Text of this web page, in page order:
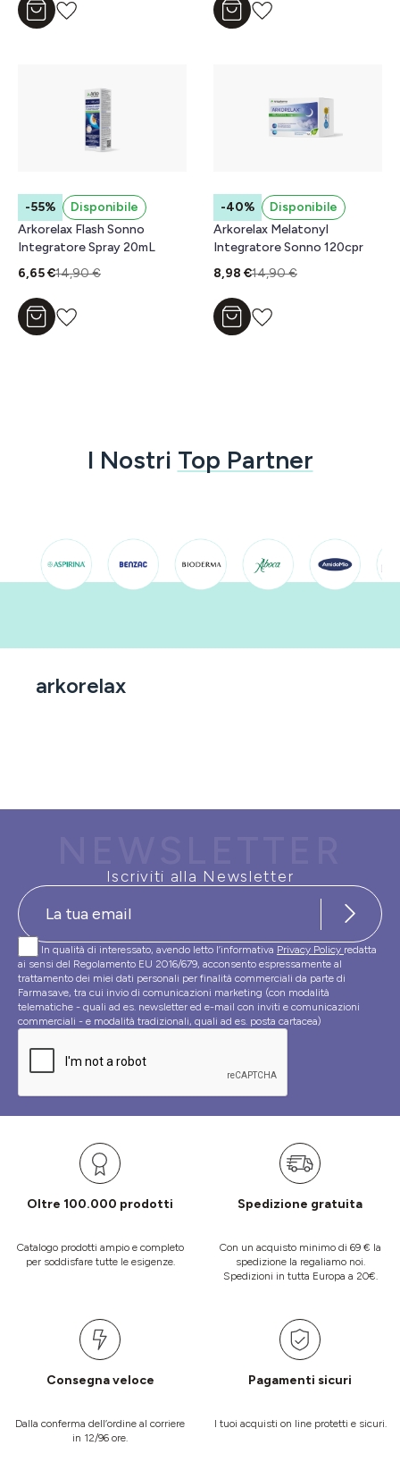
Aggiungi al carrello Aggiungi al carrello
-55%
Disponibile
Arkorelax Flash Sonno
Integratore Spray 20mL
6,65 €14,90 €
Aggiungi al carrello
-40%
Disponibile
Arkorelax Melatonyl
Integratore Sonno 120cpr
8,98 €14,90 €
Aggiungi al carrello
I Nostri Top Partner
arkorelax
Iscriviti alla Newsletter
In qualità di interessato, avendo letto l’informativa Privacy Policy redatta
ai sensi del Regolamento EU 2016/679, acconsento espressamente al
trattamento dei miei dati personali per finalità commerciali da parte di
Farmasave, tra cui invio di comunicazioni marketing (con modalità
telematiche - quali ad es. newsletter ed e-mail con inviti e comunicazioni
commerciali - e modalità tradizionali, quali ad es. posta cartacea)
Oltre 100.000 prodotti
Catalogo prodotti ampio e completo
per soddisfare tutte le esigenze.
Spedizione gratuita
Con un acquisto minimo di 69 € la
spedizione la regaliamo noi.
Spedizioni in tutta Europa a 20€.
Consegna veloce
Dalla conferma dell’ordine al corriere
in 12/96 ore.
Pagamenti sicuri
I tuoi acquisti on line protetti e sicuri.